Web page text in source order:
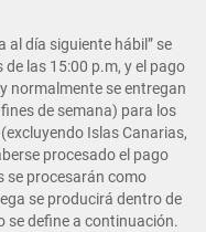
al día siguiente hábil” se
las 15:00 p.m, y el pago
normalmente se entregan
de semana) para los
Islas Canarias,
procesado el pago
se procesarán como
se producirá dentro de
se define a continuación.